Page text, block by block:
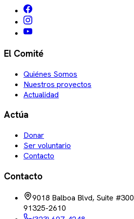
El Comité
Quiénes Somos
Nuestros proyectos
Actualidad
Actúa
Donar
Ser voluntario
Contacto
Contacto
9018 Balboa Blvd, Suite
91325-2610